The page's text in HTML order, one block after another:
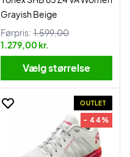
Grayish Beige
Førpris: 1.599,00
1.279,00 kr.
Vælg størrelse
OUTLET
- 44%